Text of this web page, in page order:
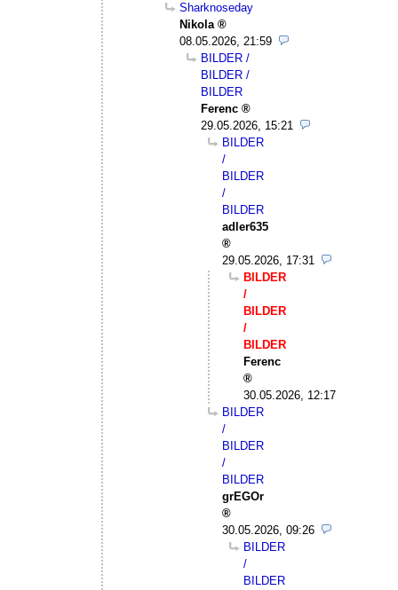
Sharknoseday
Nikola
08.05.2026, 21:59
BILDER /
BILDER /
BILDER
Ferenc
29.05.2026, 15:21
BILDER
/
BILDER
/
BILDER
adler635
29.05.2026, 17:31
BILDER
/
BILDER
/
BILDER
Ferenc
30.05.2026, 12:17
BILDER
/
BILDER
/
BILDER
grEGOr
30.05.2026, 09:26
BILDER
/
BILDER